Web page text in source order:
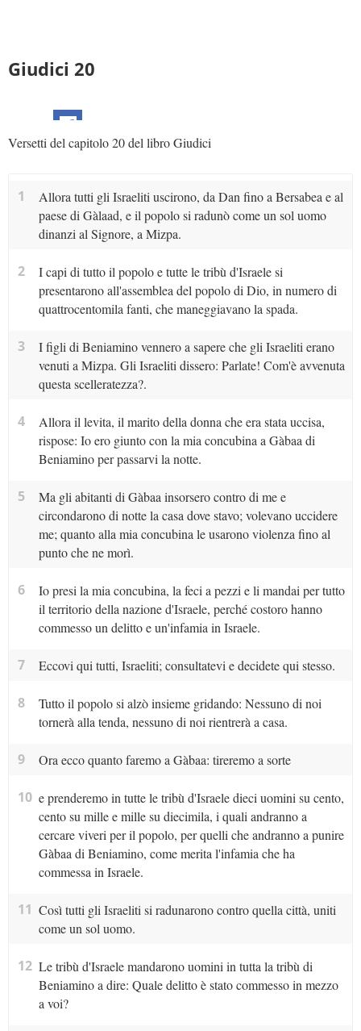
Giudici 20
Versetti del capitolo 20 del libro Giudici
1
Allora tutti gli Israeliti uscirono, da Dan fino a Bersabea e al
paese di Gàlaad, e il popolo si radunò come un sol uomo
dinanzi al Signore, a Mizpa.
2
I capi di tutto il popolo e tutte le tribù d'Israele si
presentarono all'assemblea del popolo di Dio, in numero di
quattrocentomila fanti, che maneggiavano la spada.
3
I figli di Beniamino vennero a sapere che gli Israeliti erano
venuti a Mizpa. Gli Israeliti dissero: Parlate! Com'è avvenuta
questa scelleratezza?.
4
Allora il levita, il marito della donna che era stata uccisa,
rispose: Io ero giunto con la mia concubina a Gàbaa di
Beniamino per passarvi la notte.
5
Ma gli abitanti di Gàbaa insorsero contro di me e
circondarono di notte la casa dove stavo; volevano uccidere
me; quanto alla mia concubina le usarono violenza fino al
punto che ne morì.
6
Io presi la mia concubina, la feci a pezzi e li mandai per tutto
il territorio della nazione d'Israele, perché costoro hanno
commesso un delitto e un'infamia in Israele.
7 Eccovi qui tutti, Israeliti; consultatevi e decidete qui stesso.
8
Tutto il popolo si alzò insieme gridando: Nessuno di noi
tornerà alla tenda, nessuno di noi rientrerà a casa.
9 Ora ecco quanto faremo a Gàbaa: tireremo a sorte
10 e prenderemo in tutte le tribù d'Israele dieci uomini su cento,
cento su mille e mille su diecimila, i quali andranno a
cercare viveri per il popolo, per quelli che andranno a punire
Gàbaa di Beniamino, come merita l'infamia che ha
commessa in Israele.
11 Così tutti gli Israeliti si radunarono contro quella città, uniti
come un sol uomo.
12 Le tribù d'Israele mandarono uomini in tutta la tribù di
Beniamino a dire: Quale delitto è stato commesso in mezzo
a voi?